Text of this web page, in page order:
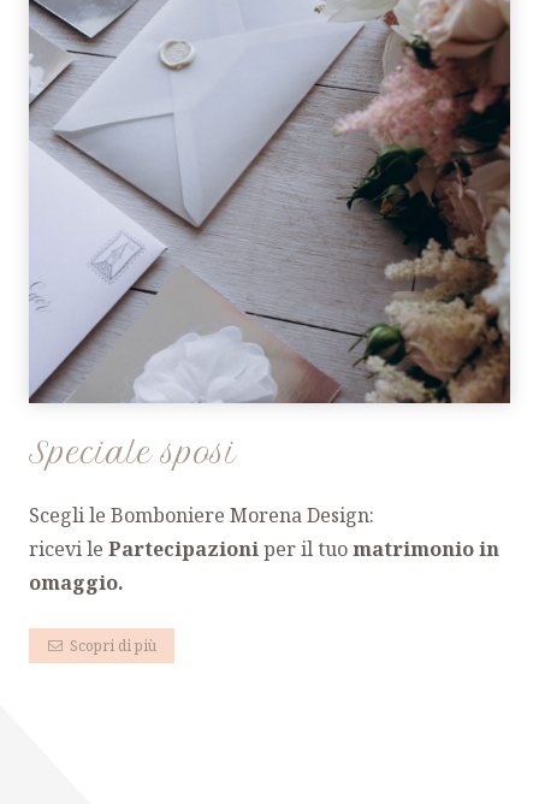
Speciale sposi
Scegli le Bomboniere Morena Design:
ricevi le Partecipazioniper il tuomatrimonioin
omaggio.
Scopri di più